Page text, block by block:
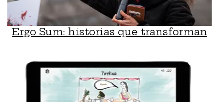
Ergo Sum: historias que transforman